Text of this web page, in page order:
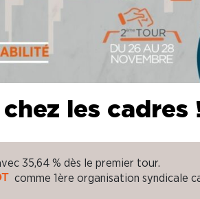
chez les cadres
35,64 % dès le premier tour.
comme 1ère organisation syndicale